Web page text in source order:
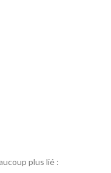
plus lié :